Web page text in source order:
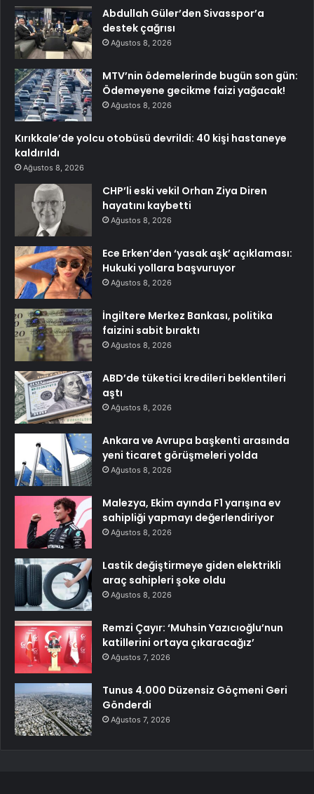
Abdullah Güler’den Sivasspor’a
destek çağrısı
Ağustos 8, 2026
MTV’nin ödemelerinde bugün son gün:
Ödemeyene gecikme faizi yağacak!
Ağustos 8, 2026
Kırıkkale’de yolcu otobüsü devrildi: 40 kişi hastaneye
kaldırıldı
Ağustos 8, 2026
CHP’li eski vekil Orhan Ziya Diren
hayatını kaybetti
Ağustos 8, 2026
Ece Erken’den ‘yasak aşk’ açıklaması:
Hukuki yollara başvuruyor
Ağustos 8, 2026
İngiltere Merkez Bankası, politika
faizini sabit bıraktı
Ağustos 8, 2026
ABD’de tüketici kredileri beklentileri
aştı
Ağustos 8, 2026
Ankara ve Avrupa başkenti arasında
yeni ticaret görüşmeleri yolda
Ağustos 8, 2026
Malezya, Ekim ayında F1 yarışına ev
sahipliği yapmayı değerlendiriyor
Ağustos 8, 2026
Lastik değiştirmeye giden elektrikli
araç sahipleri şoke oldu
Ağustos 8, 2026
Remzi Çayır: ‘Muhsin Yazıcıoğlu’nun
katillerini ortaya çıkaracağız’
Ağustos 7, 2026
Tunus 4.000 Düzensiz Göçmeni Geri
Gönderdi
Ağustos 7, 2026